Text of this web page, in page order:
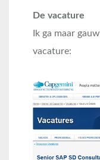
De vacature
Ik ga maar
vacature: